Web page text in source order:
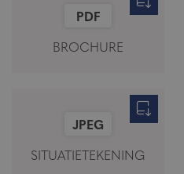
PDF
BROCHURE
JPEG
SITUATIETEKENING